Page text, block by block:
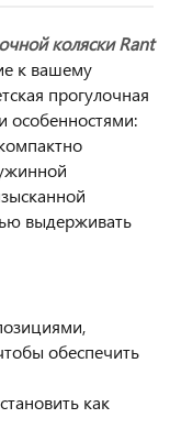
коляски Rant
к вашему
прогулочная
особенностями:
выдерживать
обеспечить
как